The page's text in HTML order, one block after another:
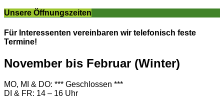
Unsere Öffnungszeiten
Für Interessenten vereinbaren wir telefonisch feste
Termine!
November bis Februar (Winter)
MO, MI & DO: *** Geschlossen ***
DI & FR: 14 – 16 Uhr